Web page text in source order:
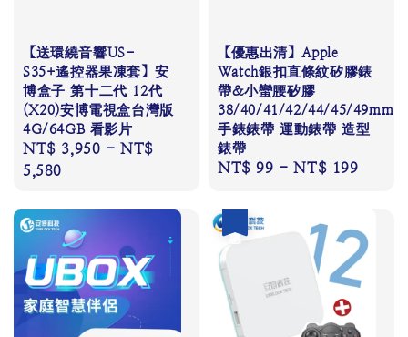
【送環繞音響US-
S35+遙控器果凍套】安
博盒子 第十二代 12代
(X20)安博電視盒台灣版
4G/64GB 看影片
Regular
price
NT$ 3,950 -NT$
5,580
【優惠出清】Apple
Watch銀扣直條紋矽膠錶
帶&小蠻腰矽膠
38/40/41/42/44/45/49mm
手錶錶帶 運動錶帶 造型
錶帶
Regular
NT$ 99 -NT$ 199